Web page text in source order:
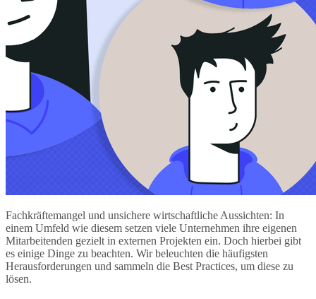
Fachkräftemangel und unsichere wirtschaftliche Aussichten: In
einem Umfeld wie diesem setzen viele Unternehmen ihre eigenen
Mitarbeitenden gezielt in externen Projekten ein. Doch hierbei gibt
es einige Dinge zu beachten. Wir beleuchten die häufigsten
Herausforderungen und sammeln die Best Practices, um diese zu
lösen.